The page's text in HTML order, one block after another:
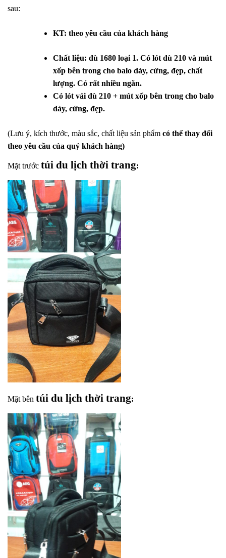
sau:
KT: theo yêu cầu của khách hàng
Chất liệu: dù 1680 loại 1. Có lót dù 210 và mút
xốp bên trong cho balo dày, cứng, đẹp, chất
lượng. Có rất nhiều ngăn.
Có lót vải dù 210 + mút xốp bên trong cho balo
dày, cứng, đẹp.
(Lưu ý, kích thước, màu sắc, chất liệu sản phẩm có thể thay đổi
theo yêu cầu của quý khách hàng)
Mặt trước túi du lịch thời trang:
Mặt bên túi du lịch thời trang: